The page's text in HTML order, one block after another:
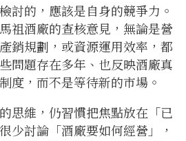
討的，應該是自身的競爭力。
祖酒廠的查核意見，無論是營
銷規劃，或資源運用效率，都
問題存在多年、也反映酒廠真
度，而不是等待新的市場。
思維，仍習慣把焦點放在「已
少討論「酒廠要如何經營」，